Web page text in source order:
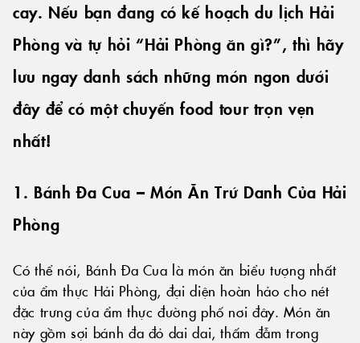
cay. Nếu bạn đang có kế hoạch du lịch Hải
Phòng và tự hỏi “Hải Phòng ăn gì?”, thì hãy
lưu ngay danh sách những món ngon dưới
đây để có một chuyến food tour trọn vẹn
nhất!
1. Bánh Đa Cua – Món Ăn Trứ Danh Của Hải
Phòng
Có thể nói, Bánh Đa Cua là món ăn biểu tượng nhất
của ẩm thực Hải Phòng, đại diện hoàn hảo cho nét
đặc trưng của ẩm thực đường phố nơi đây. Món ăn
này gồm sợi bánh đa đỏ dai dai, thấm đẫm trong